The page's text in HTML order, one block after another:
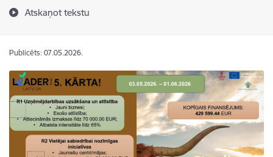
Atskaņot tekstu
Publicēts: 07.05.2026.